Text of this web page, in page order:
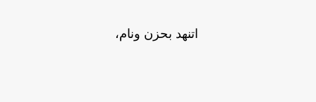
اتنهد بحزن ونام،